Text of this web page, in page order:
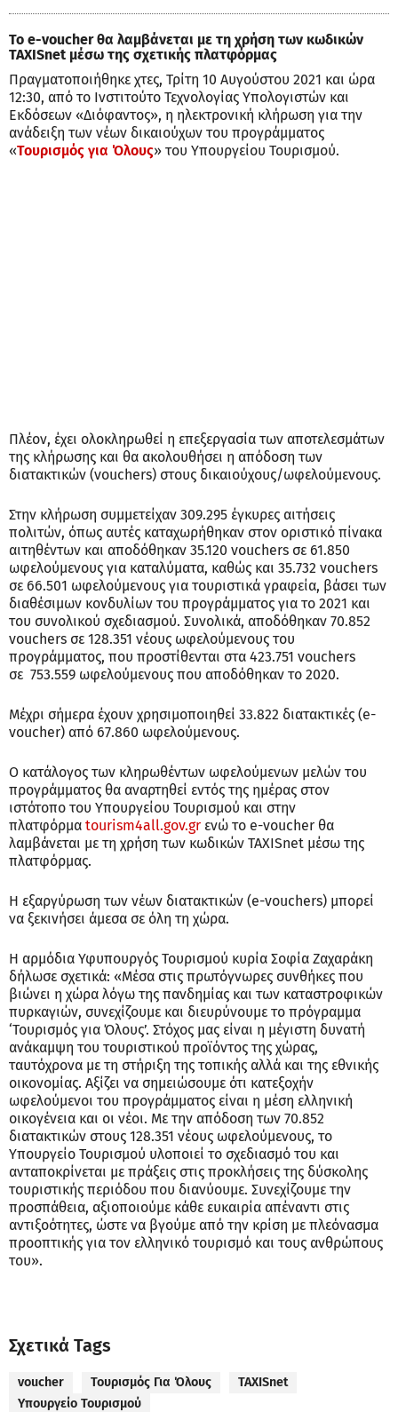
Το e-voucher θα λαμβάνεται με τη χρήση των κωδικών
TAXISnet μέσω της σχετικής πλατφόρμας
Πραγματοποιήθηκε χτες, Τρίτη 10 Αυγούστου 2021 και ώρα
12:30, από το Ινστιτούτο Τεχνολογίας Υπολογιστών και
Εκδόσεων «Διόφαντος», η ηλεκτρονική κλήρωση για την
ανάδειξη των νέων δικαιούχων του προγράμματος
«Τουρισμός για Όλους» του Υπουργείου Τουρισμού.
Πλέον, έχει ολοκληρωθεί η επεξεργασία των αποτελεσμάτων
της κλήρωσης και θα ακολουθήσει η απόδοση των
διατακτικών (vouchers) στους δικαιούχους/ωφελούμενους.
Στην κλήρωση συμμετείχαν 309.295 έγκυρες αιτήσεις
πολιτών, όπως αυτές καταχωρήθηκαν στον οριστικό πίνακα
αιτηθέντων και αποδόθηκαν 35.120 vouchers σε 61.850
ωφελούμενους για καταλύματα, καθώς και 35.732 vouchers
σε 66.501 ωφελούμενους για τουριστικά γραφεία, βάσει των
διαθέσιμων κονδυλίων του προγράμματος για το 2021 και
του συνολικού σχεδιασμού. Συνολικά, αποδόθηκαν 70.852
vouchers σε 128.351 νέους ωφελούμενους του
προγράμματος, που προστίθενται στα 423.751 vouchers
σε 753.559 ωφελούμενους που αποδόθηκαν το 2020.
Μέχρι σήμερα έχουν χρησιμοποιηθεί 33.822 διατακτικές (e-
voucher) από 67.860 ωφελούμενους.
Ο κατάλογος των κληρωθέντων ωφελούμενων μελών του
προγράμματος θα αναρτηθεί εντός της ημέρας στον
ιστότοπο του Υπουργείου Τουρισμού και στην
πλατφόρμα tourism4all.gov.gr ενώ το e-voucher θα
λαμβάνεται με τη χρήση των κωδικών TAXISnet μέσω της
πλατφόρμας.
Η εξαργύρωση των νέων διατακτικών (e-vouchers) μπορεί
να ξεκινήσει άμεσα σε όλη τη χώρα.
Η αρμόδια Υφυπουργός Τουρισμού κυρία Σοφία Ζαχαράκη
δήλωσε σχετικά: «Μέσα στις πρωτόγνωρες συνθήκες που
βιώνει η χώρα λόγω της πανδημίας και των καταστροφικών
πυρκαγιών, συνεχίζουμε και διευρύνουμε το πρόγραμμα
‘Τουρισμός για Όλους’. Στόχος μας είναι η μέγιστη δυνατή
ανάκαμψη του τουριστικού προϊόντος της χώρας,
ταυτόχρονα με τη στήριξη της τοπικής αλλά και της εθνικής
οικονομίας. Αξίζει να σημειώσουμε ότι κατεξοχήν
ωφελούμενοι του προγράμματος είναι η μέση ελληνική
οικογένεια και οι νέοι. Με την απόδοση των 70.852
διατακτικών στους 128.351 νέους ωφελούμενους, το
Υπουργείο Τουρισμού υλοποιεί το σχεδιασμό του και
ανταποκρίνεται με πράξεις στις προκλήσεις της δύσκολης
τουριστικής περιόδου που διανύουμε. Συνεχίζουμε την
προσπάθεια, αξιοποιούμε κάθε ευκαιρία απέναντι στις
αντιξοότητες, ώστε να βγούμε από την κρίση με πλεόνασμα
προοπτικής για τον ελληνικό τουρισμό και τους ανθρώπους
του».
Σχετικά Tags
voucher Τουρισμός Για Όλους
TAXISnet
Υπουργείο Τουρισμού